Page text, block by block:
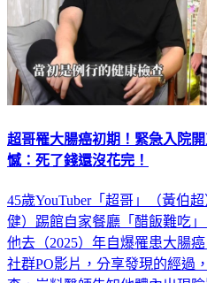
超哥罹大腸癌初期！緊急入院
憾：死了錢還沒花完！
45歲YouTuber「超哥」（黃伯
健）踢館自家餐廳「醋飯難吃
他去（2025）年自爆罹患大腸
社群PO影片，分享發現的經過